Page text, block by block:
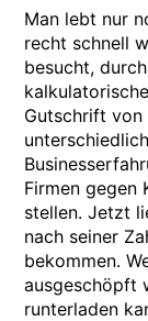
Man lebt nur
recht schnell
besucht,
Gutschrift von
Firmen gegen
stellen. Jetzt
nach seiner
bekommen.
ausgeschöpft
runterladen